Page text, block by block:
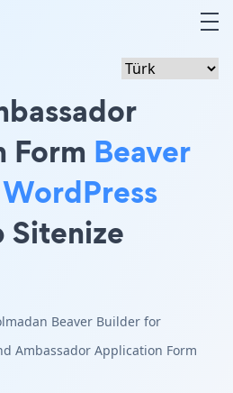
Form Beaver
Sitenize
Beaver Builder for
Ambassador Application Form